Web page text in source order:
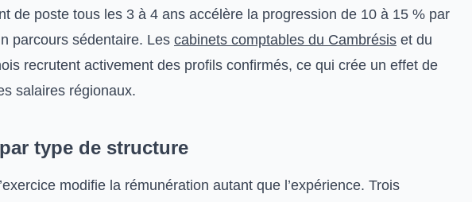
de poste tous les 3 à 4 ans accélère la progression de 10 à 15 % par
parcours sédentaire. Les cabinets comptables du Cambrésis et du
recrutent activement des profils confirmés, ce qui crée un effet de
salaires régionaux.
type de structure
modifie la rémunération autant que l’expérience. Trois